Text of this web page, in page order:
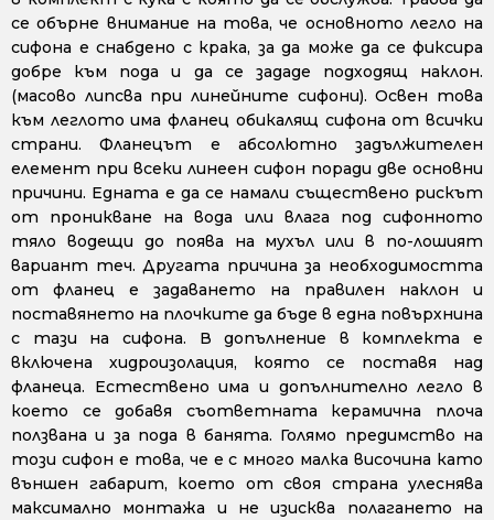
се обърне внимание на това, че основното легло на
сифона е снабдено с крака, за да може да се фиксира
добре към пода и да се зададе подходящ наклон.
(масово липсва при линейните сифони). Освен това
към леглото има фланец обикалящ сифона от всички
страни. Фланецът е абсолютно задължителен
елемент при всеки линеен сифон поради две основни
причини. Едната е да се намали съществено рискът
от проникване на вода или влага под сифонното
тяло водещи до поява на мухъл или в по-лошият
вариант теч. Другата причина за необходимостта
от фланец е задаването на правилен наклон и
поставянето на плочките да бъде в една повърхнина
с тази на сифона. В допълнение в комплекта е
включена хидроизолация, която се поставя над
фланеца. Естествено има и допълнително легло в
което се добавя съответната керамична плоча
ползвана и за пода в банята. Голямо предимство на
този сифон е това, че е с много малка височина като
външен габарит, което от своя страна улеснява
максимално монтажа и не изисква полагането на